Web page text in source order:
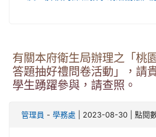
有關本府衛生局辦理之「桃
答題抽好禮問卷活動」，請
學生踴躍參與，請查照。
管理員 - 學務處 | 2023-08-30 | 點閱